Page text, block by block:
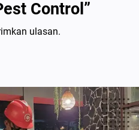
Control”
ulasan.